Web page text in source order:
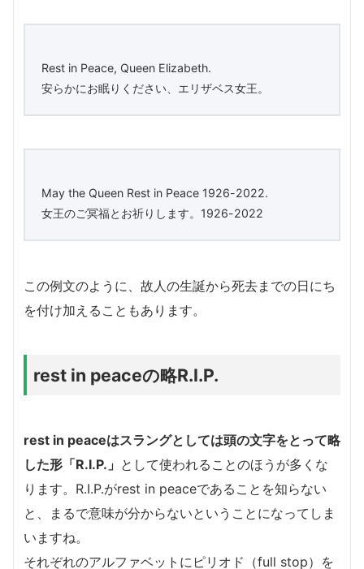
Rest in Peace, Queen Elizabeth.
安らかにお眠りください、エリザベス女王。
May the Queen Rest in Peace 1926-2022.
女王のご冥福とお祈りします。1926-2022
この例文のように、故人の生誕から死去までの日にち
を付け加えることもあります。
rest in peaceの略R.I.P.
rest in peaceはスラングとしては頭の文字をとって略
した形「R.I.P.」 として使われることのほうが多くな
ります。R.I.P.がrest in peaceであることを知らない
と、まるで意味が分からないということになってしま
いますね。
それぞれのアルファベットにピリオド（full stop）を